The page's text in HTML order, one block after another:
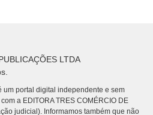
LTDA
um portal digital independente e sem
a EDITORA TRES COMÉRCIO DE
judicial). Informamos também que não